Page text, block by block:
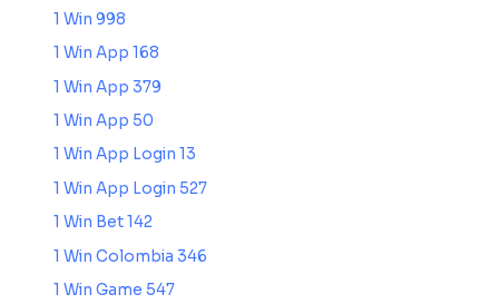
1 Win 998
1 Win App 168
1 Win App 379
1 Win App 50
1 Win App Login 13
1 Win App Login 527
1 Win Bet 142
1 Win Colombia 346
1 Win Game 547